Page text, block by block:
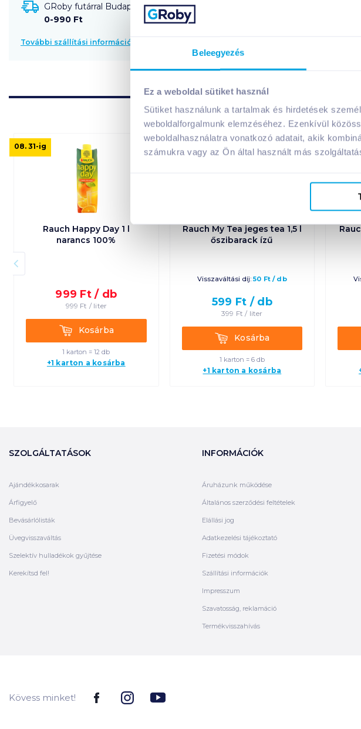
Beleegyezés
Ez a weboldal sütiket használ
Sütiket használunk a tartalmak és hirdetések
weboldalforgalmunk elemzéséhez. Ezenkívül
weboldalhasználatra vonatkozó adatait, akik
számukra vagy az Ön által használt más
GRoby futárral Budapestre és környékére szállítható
0-990 Ft
További szállítási információk
Rauch Happy Day 1 l
narancs 100%
999 Ft / db
999 Ft / liter
KosárbaKosárba
1 karton = 12 db
+1 karton a kosárba
08. 31-ig
Rauch My Tea jeges tea 1,5 l
őszibarack ízű
Visszaváltási díj: 50 Ft/ db
599 Ft / db
399 Ft / liter
KosárbaKosárba
1 karton = 6 db
+1 karton a kosárba
SZOLGÁLTATÁSOK
Ajándékkosarak
Árfigyelő
Bevásárlólisták
Üvegvisszaváltás
Szelektív hulladékok gyűjtése
Kerekítsd fel!
INFORMÁCIÓK
Áruházunk működése
Általános szerződési feltételek
Elállási jog
Adatkezelési tájékoztató
Fizetési módok
Szállítási információk
Impresszum
Szavatosság, reklamáció
Termékvisszahívás
Kövess minket!